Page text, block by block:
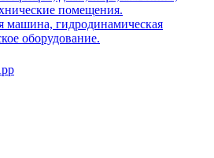
помещения.
машина, гидродинамическая
оборудование.